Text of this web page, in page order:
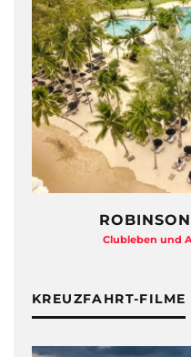
Clubleben und
KREUZFAHRT-FILME